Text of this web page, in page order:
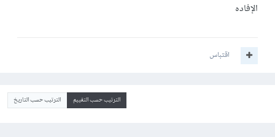
الإفاده
اقتباس
الترتيب حسب التقييم الترتيب حسب التاريخ